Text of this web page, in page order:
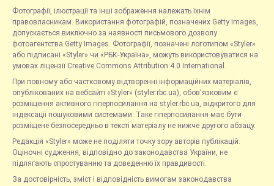
Фотографії, ілюстрації та інші зображення належать їхнім
правовласникам. Використання фотографій, позначених Getty Images,
допускається виключно за наявності письмового дозволу
фотоагентства Getty Images. Фотографії, позначені логотипом «Styler»
або підписані «Styler» чи «РБК-Україна», можуть використовуватися на
умовах ліцензії Creative Commons Attribution 4.0 International.
При повному або частковому відтворенні інформаційних матеріалів,
опублікованих на вебсайті «Styler» (styler.rbc.ua), обов'язковим є
розміщення активного гіперпосилання на styler.rbc.ua, відкритого для
індексації пошуковими системами. Таке гіперпосилання має бути
розміщене безпосередньо в тексті матеріалу не нижче другого абзацу.
Редакція «Styler» може не поділяти точку зору авторів публікацій.
Оціночні судження, відповідно до законодавства України, не
підлягають спростуванню та доведенню їх правдивості.
За достовірність, зміст і відповідність вимогам законодавства